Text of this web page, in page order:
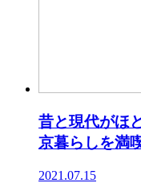
昔と現代がほ
京暮らしを満喫
2021.07.15